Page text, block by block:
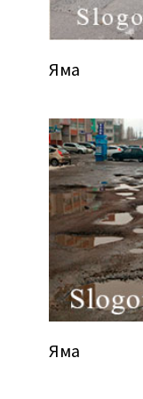
Яма
Яма